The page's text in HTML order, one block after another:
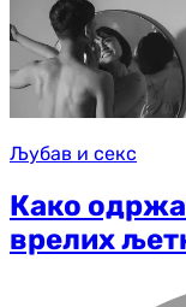
Љубав и секс
Како
врелих